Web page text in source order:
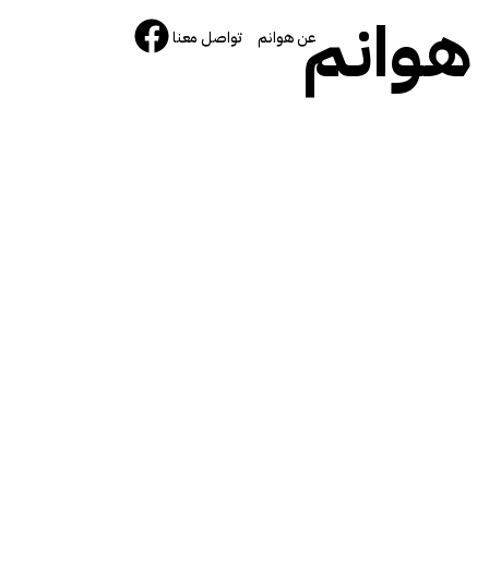
هوانمعن هوانم تواصل معنا